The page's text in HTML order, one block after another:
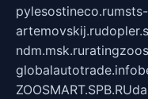
pylesostineco.ru
artemovskij.ru
ndm.msk.ru
globalautotrade.info
ZOOSMART.SPB.RU